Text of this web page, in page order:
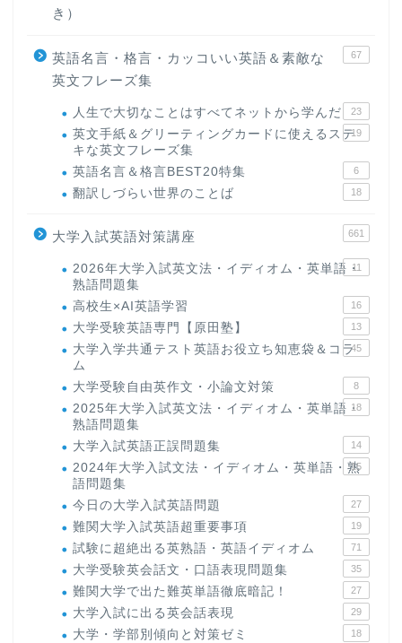
き）
英語名言・格言・カッコいい英語＆素敵な
英文フレーズ集
67
人生で大切なことはすべてネットから学んだ 23
英文手紙＆グリーティングカードに使えるステ
キな英文フレーズ集
19
英語名言＆格言BEST20特集 6
翻訳しづらい世界のことば 18
大学入試英語対策講座 661
2026年大学入試英文法・イディオム・英単語・
熟語問題集
11
高校生×AI英語学習 16
大学受験英語専門【原田塾】 13
大学入学共通テスト英語お役立ち知恵袋＆コラ
ム
45
大学受験自由英作文・小論文対策 8
2025年大学入試英文法・イディオム・英単語・
熟語問題集
18
大学入試英語正誤問題集 14
2024年大学入試文法・イディオム・英単語・熟
語問題集
15
今日の大学入試英語問題 27
難関大学入試英語超重要事項 19
試験に超絶出る英熟語・英語イディオム 71
大学受験英会話文・口語表現問題集 35
難関大学で出た難英単語徹底暗記！ 27
大学入試に出る英会話表現 29
大学・学部別傾向と対策ゼミ 18